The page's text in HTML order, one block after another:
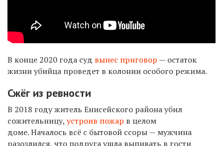
В конце 2020 года суд вынес приговор — остаток
жизни убийца проведет в колонии особого режима.
Сжёг из ревности
В 2018 году житель Енисейского района убил
сожительницу, устроив пожар в целом
доме. Началось всё с бытовой ссоры — мужчина
разозлился, что подруга ушла выпивать в гости